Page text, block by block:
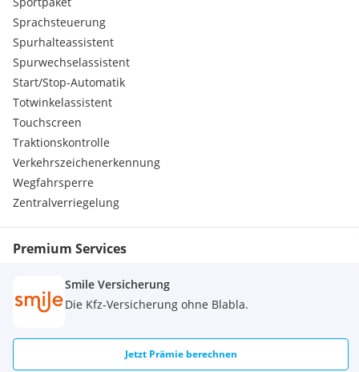
Sprachsteuerung
Spurhalteassistent
Spurwechselassistent
Start/Stop-Automatik
Totwinkelassistent
Touchscreen
Traktionskontrolle
Verkehrszeichenerkennung
Wegfahrsperre
Zentralverriegelung
Premium Services
Smile Versicherung
Die Kfz-Versicherung ohne Blabla.
Jetzt Prämie berechnen